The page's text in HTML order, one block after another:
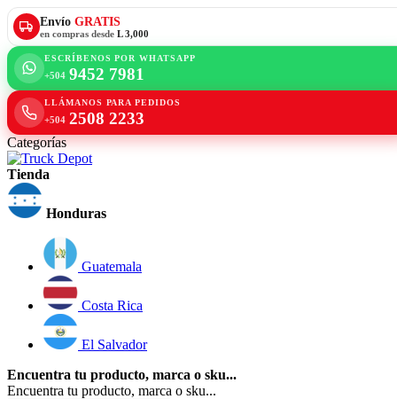
Envío GRATIS
en compras desde L 3,000
ESCRÍBENOS POR WHATSAPP
+504 9452 7981
LLÁMANOS PARA PEDIDOS
+504 2508 2233
Categorías
Tienda
Honduras
Guatemala
Costa Rica
El Salvador
Encuentra tu producto, marca o sku...
Encuentra tu producto, marca o sku...